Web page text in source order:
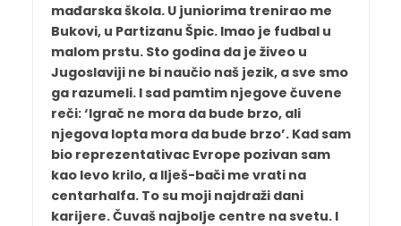
mađarska škola. U juniorima trenirao me
Bukovi, u Partizanu Špic. Imao je fudbal u
malom prstu. Sto godina da je živeo u
Jugoslaviji ne bi naučio naš jezik, a sve smo
ga razumeli. I sad pamtim njegove čuvene
reči: ‘Igrač ne mora da bude brzo, ali
njegova lopta mora da bude brzo’. Kad sam
bio reprezentativac Evrope pozivan sam
kao levo krilo, a Ilješ-bači me vrati na
centarhalfa. To su moji najdraži dani
karijere. Čuvaš najbolje centre na svetu. I